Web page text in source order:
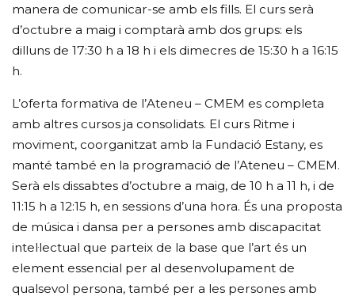
manera de comunicar-se amb els fills. El curs serà
d’octubre a maig i comptarà amb dos grups: els
dilluns de 17:30 h a 18 h i els dimecres de 15:30 h a 16:15
h.
L’oferta formativa de l’Ateneu – CMEM es completa
amb altres cursos ja consolidats. El curs Ritme i
moviment, coorganitzat amb la Fundació Estany, es
manté també en la programació de l’Ateneu – CMEM.
Serà els dissabtes d’octubre a maig, de 10 h a 11 h, i de
11:15 h a 12:15 h, en sessions d’una hora. És una proposta
de música i dansa per a persones amb discapacitat
intel·lectual que parteix de la base que l’art és un
element essencial per al desenvolupament de
qualsevol persona, també per a les persones amb